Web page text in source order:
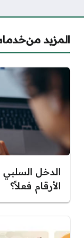
المزيد من
الدخل السلبي
الأرقام فعلاً؟